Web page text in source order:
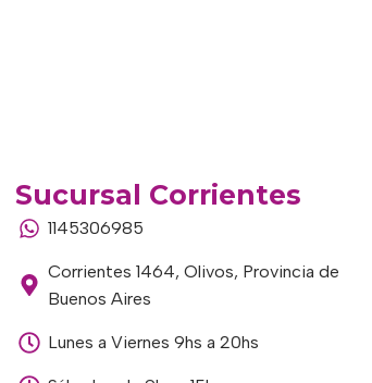
Sucursal Corrientes
1145306985
Corrientes 1464, Olivos, Provincia de
Buenos Aires
Lunes a Viernes 9hs a 20hs